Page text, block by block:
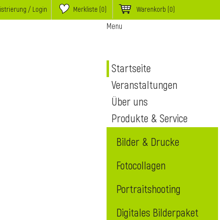
/ Login Merkliste (0) Warenkorb (0)
Menu
Startseite
Veranstaltungen
Über uns
Produkte & Service
Bilder & Drucke
Fotocollagen
Portraitshooting
Digitales Bilderpaket